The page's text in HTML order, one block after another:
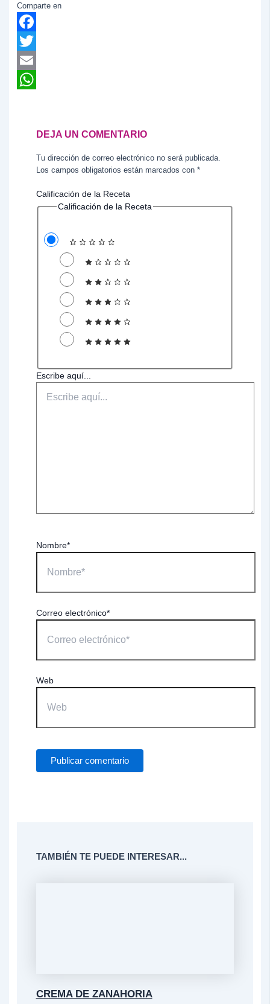
Comparte en
Facebook
Twitter
Email
DEJA UN COMENTARIO
Tu dirección de correo electrónico no será publicada.
Los campos obligatorios están marcados con *
Calificación de la Receta
Calificación de la Receta
Escribe aquí...
Nombre*
Correo electrónico*
Web
TAMBIÉN TE PUEDE INTERESAR...
CREMA DE ZANAHORIA